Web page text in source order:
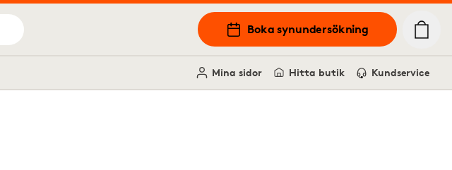
Boka synundersökning
Mina sidor Hitta butik Kundservice